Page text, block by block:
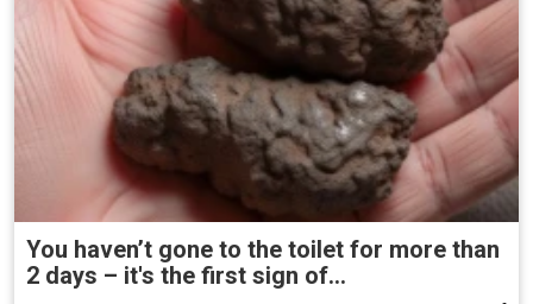
You haven’t gone to the toilet for more than
2 days – it's the first sign of...